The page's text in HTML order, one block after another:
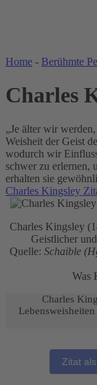
WELT DER
Home - Berühmte
Charles
„Je älter wir
Weisheit der Geist
wodurch wir
schwer zu erlernen,
erhalten sie
Charles Kingsley
Charles Kingsley
Geistlicher
Quelle: Schaible
Was
Charles
Zitat